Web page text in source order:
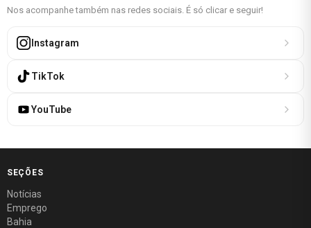
Nos acompanhe também nas redes sociais. É só clicar e seguir!
Instagram
TikTok
YouTube
SEÇÕES
Notícias
Emprego
Bahia